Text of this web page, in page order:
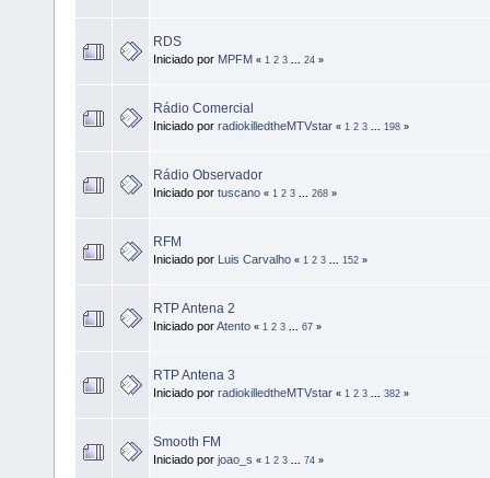
RDS
Iniciado por MPFM « 1 2 3 24 »
Rádio Comercial
Iniciado por radiokilledtheMTVstar « 1 2 3 198 »
Rádio Observador
Iniciado por tuscano « 1 2 3 268 »
RFM
Iniciado por Luis Carvalho « 1 2 3 152 »
RTP Antena 2
Iniciado porAtento « 1 2 3 67 »
RTP Antena 3
Iniciado por radiokilledtheMTVstar « 1 2 3 382 »
Smooth FM
Iniciado por joao_s « 1 2 3 74 »